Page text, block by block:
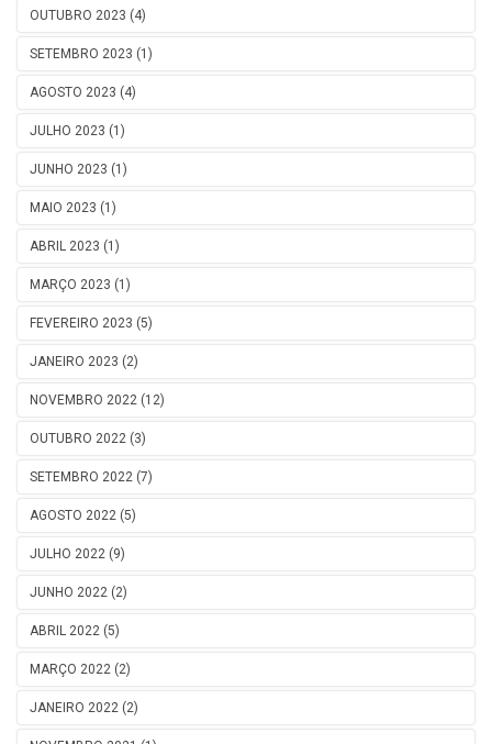
OUTUBRO 2023 (4)
SETEMBRO 2023 (1)
AGOSTO 2023 (4)
JULHO 2023 (1)
JUNHO 2023 (1)
MAIO 2023 (1)
ABRIL 2023 (1)
MARÇO 2023 (1)
FEVEREIRO 2023 (5)
JANEIRO 2023 (2)
NOVEMBRO 2022 (12)
OUTUBRO 2022 (3)
SETEMBRO 2022 (7)
AGOSTO 2022 (5)
JULHO 2022 (9)
JUNHO 2022 (2)
ABRIL 2022 (5)
MARÇO 2022 (2)
JANEIRO 2022 (2)